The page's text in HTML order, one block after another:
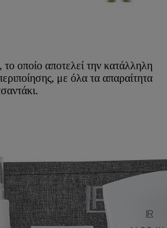
οποίο αποτελεί την κατάλληλη
με όλα τα απαραίτητα